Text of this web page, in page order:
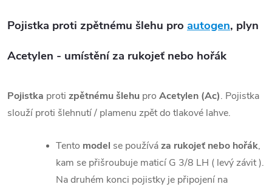
Pojistka proti zpětnému šlehu pro autogen, plyn
Acetylen - umístění za rukojeť nebo hořák
Pojistka proti zpětnému šlehu pro Acetylen (Ac). Pojistka
slouží proti šlehnutí / plamenu zpět do tlakové lahve.
Tento model se používáza rukojeť nebo hořák,
kam se přišroubuje maticí G 3/8 LH ( levý závit ).
Na druhém konci pojistky je připojení na